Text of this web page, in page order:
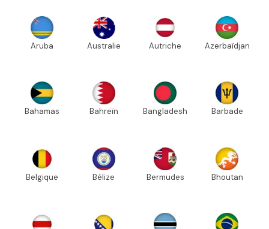
Aruba Australie Autriche Azerbaïdjan
Bahamas Bahreïn Bangladesh Barbade
Belgique Bélize Bermudes Bhoutan